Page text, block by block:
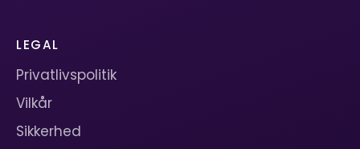
LEGAL
Privatlivspolitik
Vilkår
Sikkerhed